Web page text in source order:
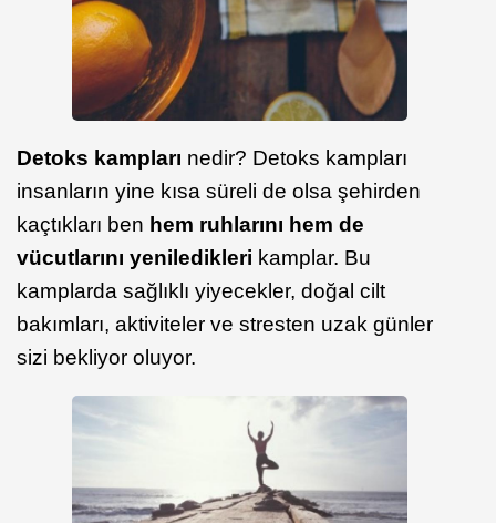
Detoks kampları nedir? Detoks kampları
insanların yine kısa süreli de olsa şehirden
kaçtıkları ben hem ruhlarını hem de
vücutlarını yeniledikleri kamplar. Bu
kamplarda sağlıklı yiyecekler, doğal cilt
bakımları, aktiviteler ve stresten uzak günler
sizi bekliyor oluyor.